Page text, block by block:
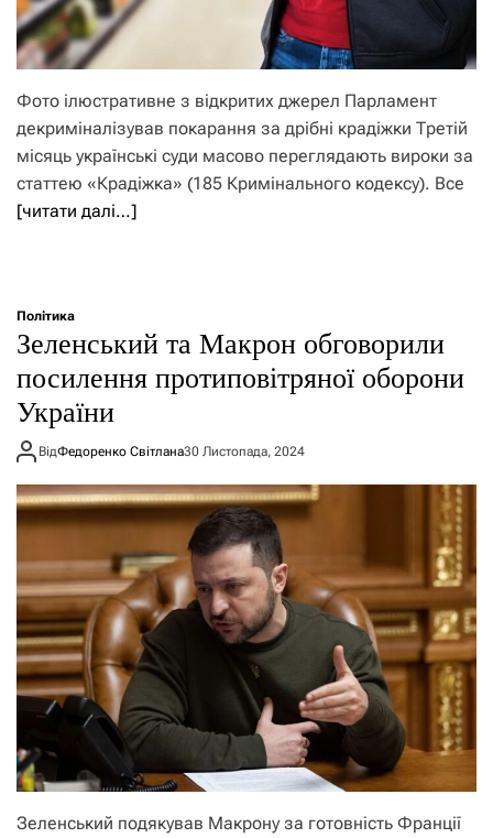
Фото ілюстративне з відкритих джерел Парламент
декриміналізував покарання за дрібні крадіжки Третій
місяць українські суди масово переглядають вироки за
статтею «Крадіжка» (185 Кримінального кодексу). Все
[читати далі…]
Політика
Зеленський та Макрон обговорили
посилення протиповітряної оборони
України
ВідФедоренко Світлана30 Листопада, 2024
Зеленський подякував Макрону за готовність Франції